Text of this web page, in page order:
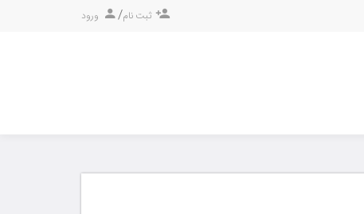
ثبت نام/ ورود